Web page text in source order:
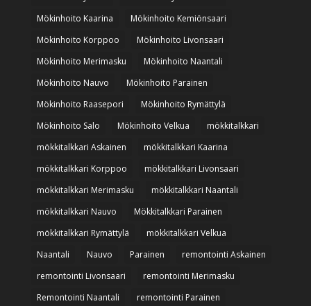
Mökinhoito Kaarina
Mökinhoito Kemiönsaari
Mökinhoito Korppoo
Mökinhoito Livonsaari
Mökinhoito Merimasku
Mökinhoito Naantali
Mökinhoito Nauvo
Mökinhoito Parainen
Mökinhoito Raasepori
Mökinhoito Rymättylä
Mökinhoito Salo
Mökinhoito Velkua
mökkitalkkari
mökkitalkkari Askainen
mökkitalkkari Kaarina
mökkitalkkari Korppoo
mökkitalkkari Livonsaari
mökkitalkkari Merimasku
mökkitalkkari Naantali
mökkitalkkari Nauvo
Mökkitalkkari Parainen
mökkitalkkari Rymättylä
mökkitalkkari Velkua
Naantali
Nauvo Parainen
remontointi Askainen
remontointi Livonsaari
remontointi Merimasku
Remontointi Naantali
remontointi Parainen